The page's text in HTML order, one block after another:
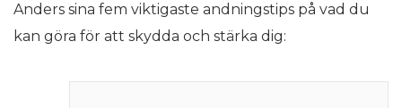
Anders sina fem viktigaste andningstips på vad du
kan göra för att skydda och stärka dig: